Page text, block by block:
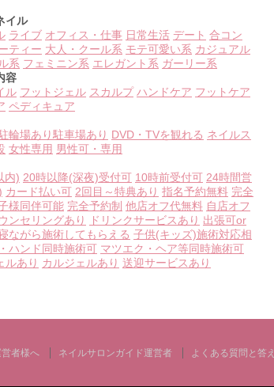
イル
ライブ オフィス・仕事 日常生活 デート 合コン
ティー 大人・クール系 モテ可愛い系 カジュアル
系 フェミニン系 エレガント系 ガーリー系
容
ル フットジェル スカルプ ハンドケア フットケア
ペディキュア
輪場あり駐車場あり DVD・TVを観れる ネイルス
女性専用 男性可・専用
内) 20時以降(深夜)受付可 10時前受付可 24時間営
カード払い可 2回目～特典あり 指名予約無料 完全
様同伴可能 完全予約制 他店オフ代無料 自店オフ
ンセリングあり ドリンクサービスあり 出張可or
ながら施術してもらえる 子供(キッズ)施術対応相
ハンド同時施術可 マツエク・ヘア等同時施術可
ルあり カルジェルあり 送迎サービスあり
者様へ ネイルサロンガイド運営者 よくある質問と答え